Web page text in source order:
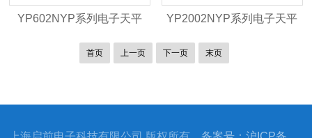
YP602NYP系列电子天平 YP2002NYP系列电子天平
首页 上一页 下一页 末页